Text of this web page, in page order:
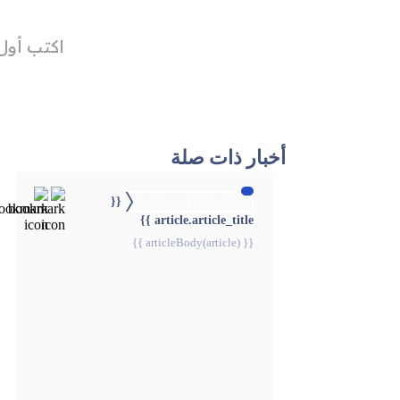
أخبار ذات صلة
{{
article.article_title }}
{{ articleBody(article) }}